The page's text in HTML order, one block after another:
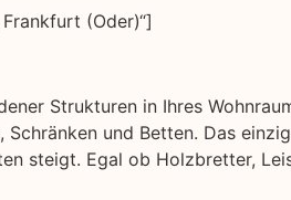
(Oder)“]
Strukturen in Ihres
und Betten. Das
steigt. Egal ob Holzbretter,